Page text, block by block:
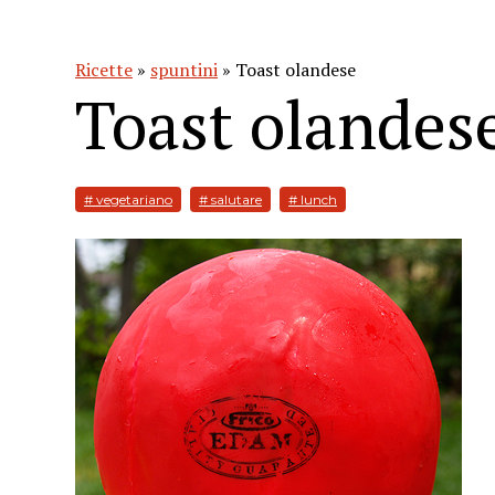
Ricette » spuntini » Toast olandese
Toast
# vegetariano # salutare # lunch